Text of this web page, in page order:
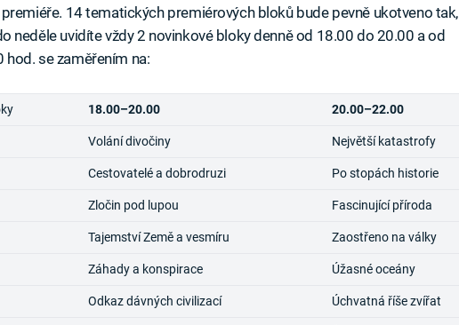
14 tematických premiérových bloků bude pevně ukotveno tak,
neděle uvidíte vždy 2 novinkové bloky denně od 18.00 do 20.00 a od
hod. se zaměřením na:
18.00–20.00 20.00–22.00
Volání divočiny Největší katastrofy
Cestovatelé a dobrodruzi Po stopách historie
Zločin pod lupou Fascinující příroda
Tajemství Země a vesmíru Zaostřeno na války
Záhady a konspirace Úžasné oceány
Odkaz dávných civilizací Úchvatná říše zvířat